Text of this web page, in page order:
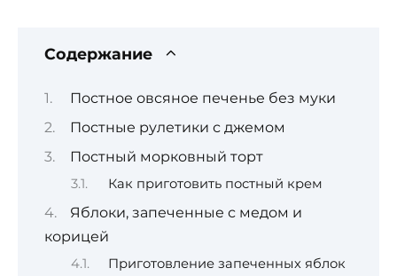
Содержание
Постное овсяное печенье без муки
Постные рулетики с джемом
Постный морковный торт
Как приготовить постный крем
Яблоки, запеченные с медом и
корицей
Приготовление запеченных яблок